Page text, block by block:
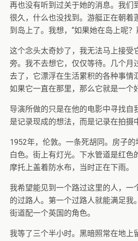
再也没有听到过关于她的消息。我们
很久，什么也没找到。游艇正在朝着
到岛上了。我想，“如果她在岛上呢？
这个念头太奇妙了，我无法马上接受
旁。我不去想它，仅仅等待。几个月
去了，它漂浮在生活累积的各种事情
如果它一直在那里，那么它就是一个
导演所做的只是在他的电影中寻找自
是记录现成的想法，而是记录在拍摄
1952年，伦敦。一条死胡同。房子
白色。街上有灯光。下水管道是红色
摩托上盖着防水布，当时正在下雨。
我希望能见到一个路过这里的人，一
的过路人。第一个过路人就能满足我
街道配一个英国的角色。
我等了三个半小时。黑暗照常在地上